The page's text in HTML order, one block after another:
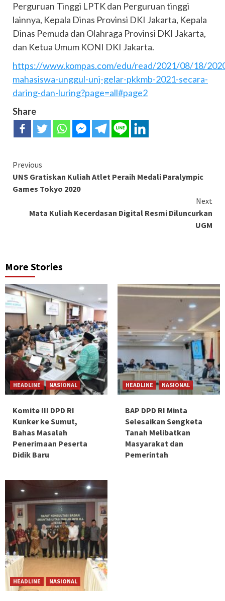
Perguruan Tinggi LPTK dan Perguruan tinggi
lainnya, Kepala Dinas Provinsi DKI Jakarta, Kepala
Dinas Pemuda dan Olahraga Provinsi DKI Jakarta,
dan Ketua Umum KONI DKI Jakarta.
https://www.kompas.com/edu/read/2021/08/18/
mahasiswa-unggul-unj-gelar-pkkmb-2021-secara-
daring-dan-luring?page=all#page2
Share
Continue
Reading
Previous
UNS Gratiskan Kuliah Atlet Peraih Medali Paralympic
Games Tokyo 2020
Next
Mata Kuliah Kecerdasan Digital Resmi Diluncurkan
UGM
More Stories
HEADLINE NASIONAL
Komite III DPD RI
Kunker ke Sumut,
Bahas Masalah
Penerimaan Peserta
Didik Baru
HEADLINE NASIONAL
BAP DPD RI Minta
Selesaikan Sengketa
Tanah Melibatkan
Masyarakat dan
Pemerintah
HEADLINE NASIONAL